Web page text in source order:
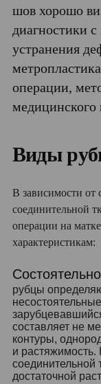
шов хорошо
диагностики
устранения
операции,
медицинского
Виды
В зависимости
соединительной
операции на
характеристикам:
рубцы
составляет не
контуры,
и растяжимость.
соединительной
достаточной